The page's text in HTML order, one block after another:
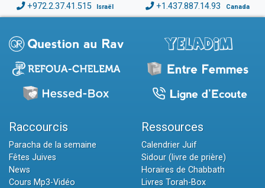
+972.2.37.41.515 Israël +1.437.887.14.93 Canada
Raccourcis
Paracha de la semaine
Fêtes Juives
News
Cours Mp3-Vidéo
Ressources
Calendrier Juif
Sidour (livre de prière)
Horaires de Chabbath
Livres Torah-Box